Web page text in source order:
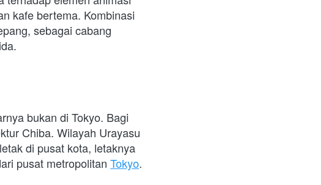
kafe bertema. Kombinasi
sebagai cabang
bukan di Tokyo. Bagi
Chiba. Wilayah Urayasu
di pusat kota, letaknya
pusat metropolitan Tokyo.